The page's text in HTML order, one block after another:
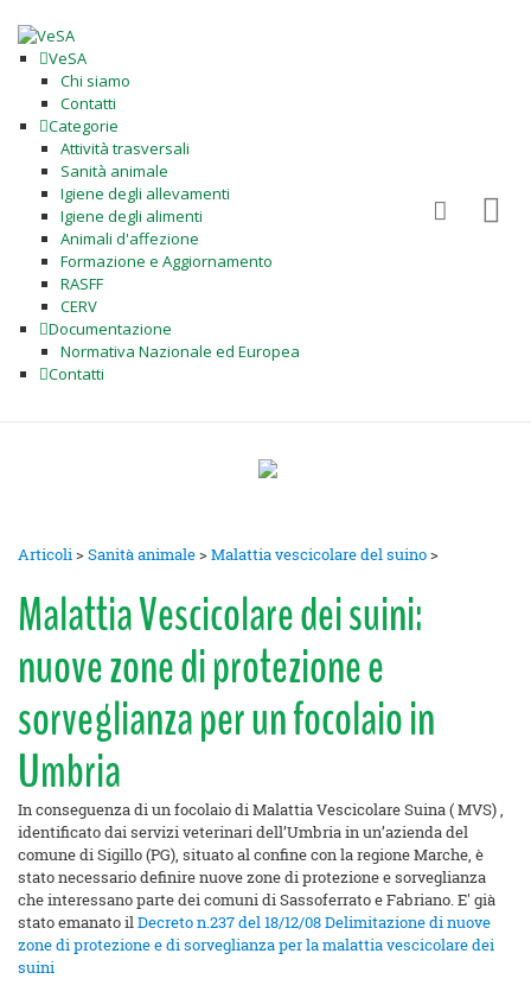
VeSA
Chi siamo
Contatti
Categorie
Attività trasversali
Sanità animale
Igiene degli allevamenti
Igiene degli alimenti
Animali d'affezione
Formazione e Aggiornamento
RASFF
CERV
Documentazione
Normativa Nazionale ed Europea
Contatti
Articoli>Sanità animale>Malattia vescicolare del suino>
Malattia Vescicolare dei suini:
nuove zone di protezione e
sorveglianza per un focolaio in
Umbria
In conseguenza di un focolaio di Malattia Vescicolare Suina ( MVS) ,
identificato dai servizi veterinari dell’Umbria in un’azienda del
comune di Sigillo (PG), situato al confine con la regione Marche, è
stato necessario definire nuove zone di protezione e sorveglianza
che interessano parte dei comuni di Sassoferrato e Fabriano. E' già
stato emanato ilDecreto n.237 del 18/12/08 Delimitazione di nuove
zone di protezione e di sorveglianza per la malattia vescicolare dei
suini